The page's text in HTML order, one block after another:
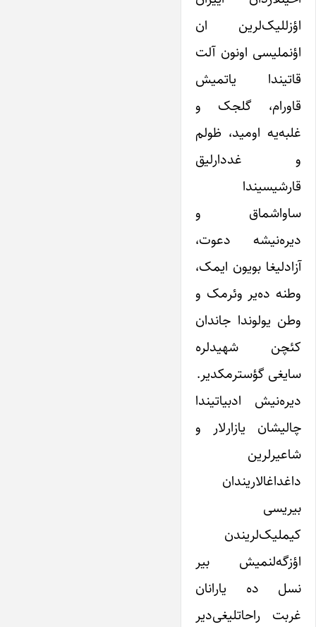
اؤزللیک‌لرین ان
اؤنملیسی اونون آلت
قاتیندا یاتمیش
قاورام، گلجک و
غلبه‌یه اومید، ظولم
و غددارلیق
قارشیسیندا
ساواشماق و
دیره‌نیشه دعوت،
آزادلیغا بویون ایمک،
وطنه ده‌یر وئرمک و
وطن یولوندا جاندان
کئچن شهیدلره
سایغی گؤسترمکدیر.
دیره‌نیش ادبیاتیندا
چالیشان یازارلار و
شاعیرلرین
داغداغالاریندان
بیریسی
کیملیک‌لریندن
اؤزگه‌لنمیش بیر
نسل ده یارانان
غربت راحاتلیغی‌دیر